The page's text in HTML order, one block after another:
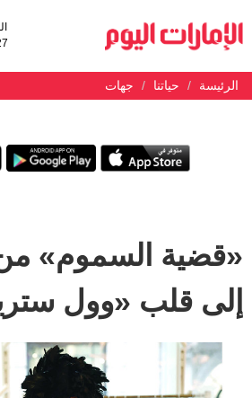
الرئيسة حياتنا جهات
«قضية السموم»
إلى قلب «وول